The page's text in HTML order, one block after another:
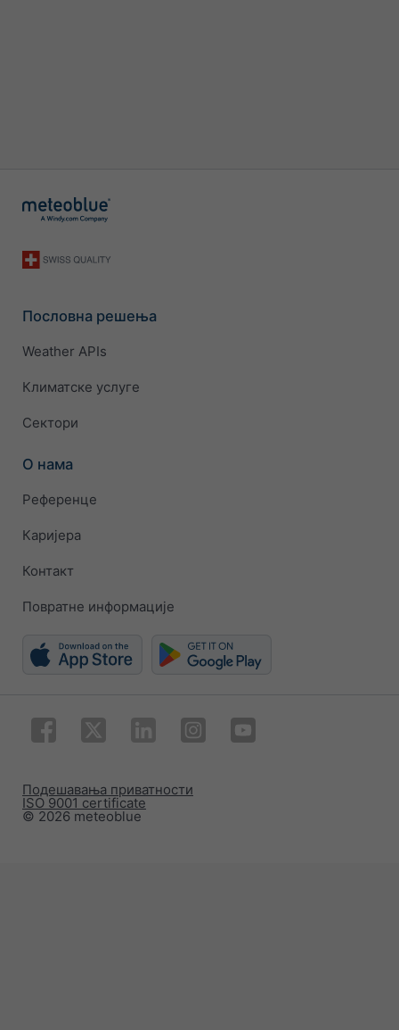
Пословна решења
Weather APIs
Климатске услуге
Сектори
О нама
Референце
Каријера
Контакт
Повратне информације
© 2026 meteoblue
ISO 9001 certificate
Подешавања приватности